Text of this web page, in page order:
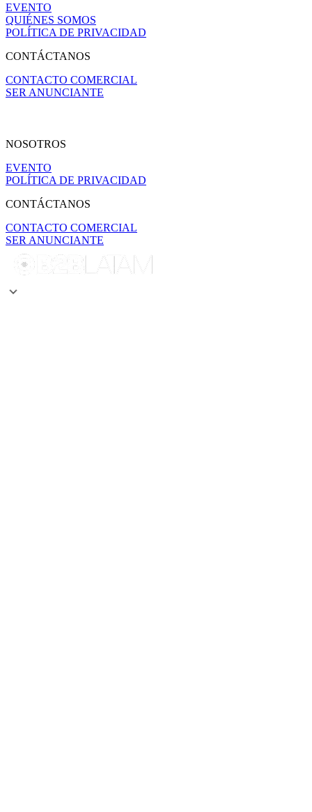
EVENTO
QUIÉNES SOMOS
POLÍTICA DE PRIVACIDAD
CONTÁCTANOS
CONTACTO COMERCIAL
SER ANUNCIANTE
NOSOTROS
EVENTO
POLÍTICA DE PRIVACIDAD
CONTÁCTANOS
CONTACTO COMERCIAL
SER ANUNCIANTE